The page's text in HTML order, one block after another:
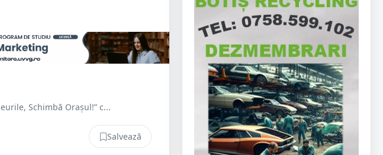
Schimbă Orașul!” c...
Salvează